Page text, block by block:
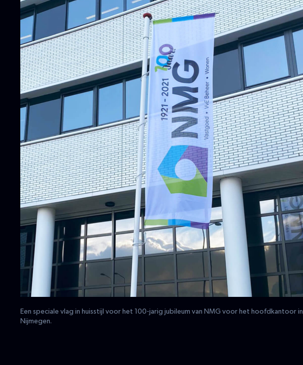
Een speciale vlag in huisstijl voor het 100-jarig jubileum van NMG voor het hoofdkantoor in
Nijmegen.